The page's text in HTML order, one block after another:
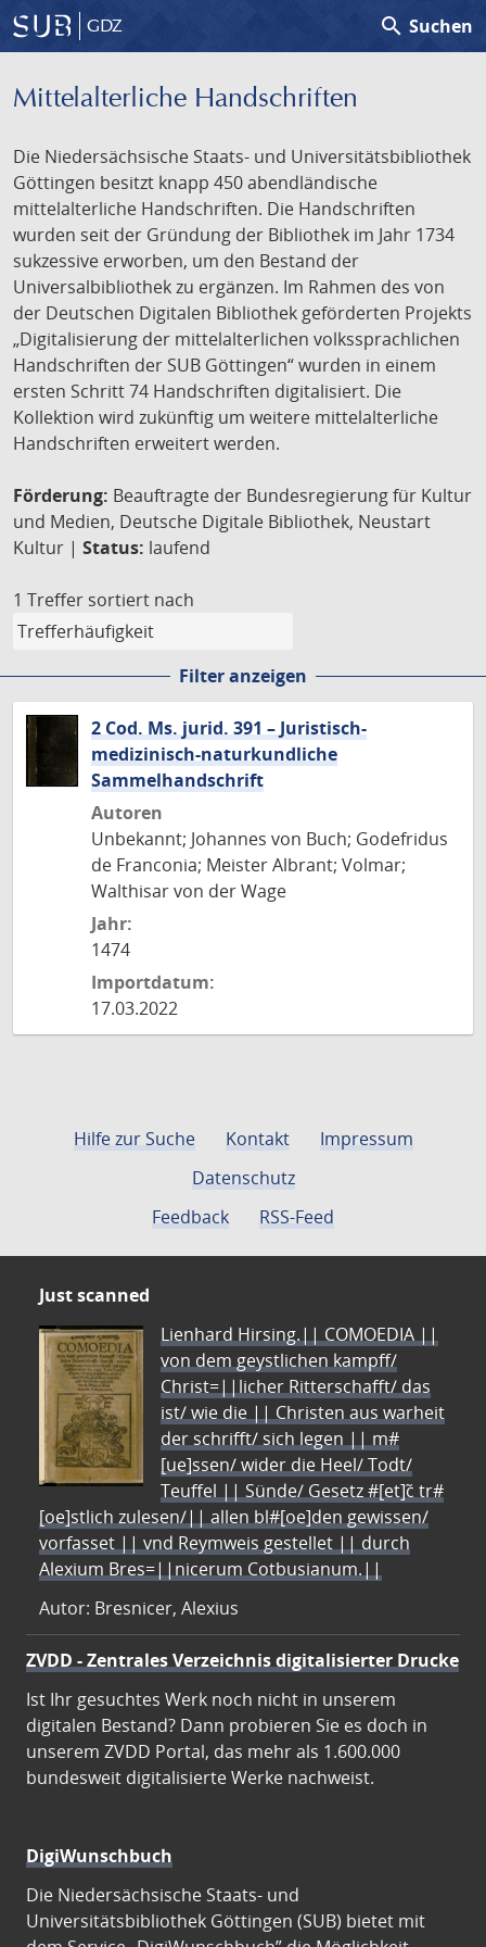
GDZ search Suchen
Mittelalterliche Handschriften
Die Niedersächsische Staats- und Universitätsbibliothek
Göttingen besitzt knapp 450 abendländische
mittelalterliche Handschriften. Die Handschriften
wurden seit der Gründung der Bibliothek im Jahr 1734
sukzessive erworben, um den Bestand der
Universalbibliothek zu ergänzen. Im Rahmen des von
der Deutschen Digitalen Bibliothek geförderten Projekts
„Digitalisierung der mittelalterlichen volkssprachlichen
Handschriften der SUB Göttingen“ wurden in einem
ersten Schritt 74 Handschriften digitalisiert. Die
Kollektion wird zukünftig um weitere mittelalterliche
Handschriften erweitert werden.
Förderung: Beauftragte der Bundesregierung für Kultur
und Medien, Deutsche Digitale Bibliothek, Neustart
Kultur | Status: laufend
1 Treffer sortiert nach
Filter anzeigen
2 Cod. Ms. jurid. 391 – Juristisch-
medizinisch-naturkundliche
Sammelhandschrift
Autoren
Unbekannt; Johannes von Buch; Godefridus
de Franconia; Meister Albrant; Volmar;
Walthisar von der Wage
Jahr:
1474
Importdatum:
17.03.2022
Hilfe zur Suche Kontakt
Impressum
Datenschutz
Feedback
RSS-Feed
Just scanned
Lienhard Hirsing.|| COMOEDIA ||
von dem geystlichen kampff/
Christ=||licher Ritterschafft/ das
ist/ wie die || Christen aus warheit
der schrifft/ sich legen || m#
[ue]ssen/ wider die Heel/ Todt/
Teuffel || Sünde/ Gesetz #[et]c̃ tr#
[oe]stlich zulesen/|| allen bl#[oe]den gewissen/
vorfasset || vnd Reymweis gestellet || durch
Alexium Bres=||nicerum Cotbusianum.||
Autor: Bresnicer, Alexius
ZVDD - Zentrales Verzeichnis digitalisierter Drucke
Ist Ihr gesuchtes Werk noch nicht in unserem
digitalen Bestand? Dann probieren Sie es doch in
unserem ZVDD Portal, das mehr als 1.600.000
bundesweit digitalisierte Werke nachweist.
DigiWunschbuch
Die Niedersächsische Staats- und
Universitätsbibliothek Göttingen (SUB) bietet mit